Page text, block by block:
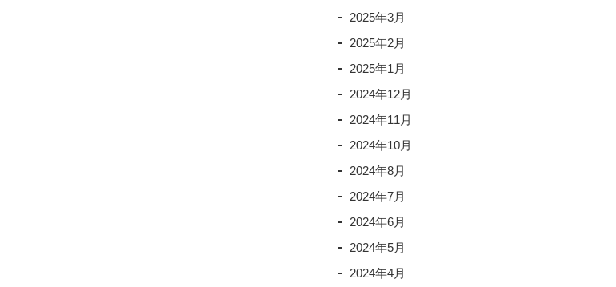
2025年3月
2025年2月
2025年1月
2024年12月
2024年11月
2024年10月
2024年8月
2024年7月
2024年6月
2024年5月
2024年4月